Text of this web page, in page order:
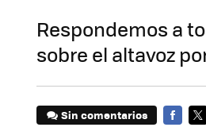
Respondemos a
sobre el altavoz
Sin comentarios